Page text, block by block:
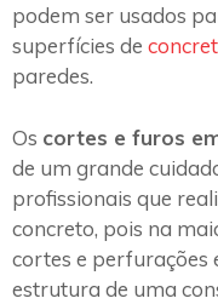
podem ser usados
superfícies de
paredes.
Os cortes e furos
de um grande
profissionais que
concreto, pois na
cortes e perfurações
estrutura de uma